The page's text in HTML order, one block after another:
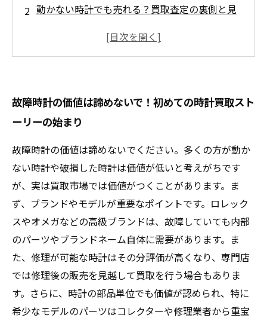
動かない時計でも売れる？買取査定の裏側と見
ブランドとモデルの見極めが鍵！故障品を高く
す買取体験の結末
故障した時計でも価値を付ける買取の秘訣を徹
底解説！今日から使える知識
不要な故障時計が思わぬ高値に！買取業界の真
実と賢い売却方法
故障時計の価値は諦めないで！初めての時計買取スト
ーリーの始まり
故障時計の価値は諦めないでください。多くの方が動か
ない時計や破損した時計は価値が低いと考えがちです
が、実は買取市場では価値がつくことがあります。ま
ず、ブランドやモデルが重要なポイントです。ロレック
スやオメガなどの高級ブランドは、故障していても内部
のパーツやブランドネーム自体に需要があります。ま
た、修理が可能な時計はその分評価が高くなり、専門店
では修理後の販売を見越して買取を行う場合もありま
す。さらに、時計の部品単位でも価値が認められ、特に
希少なモデルのパーツはコレクターや修理業者から重宝